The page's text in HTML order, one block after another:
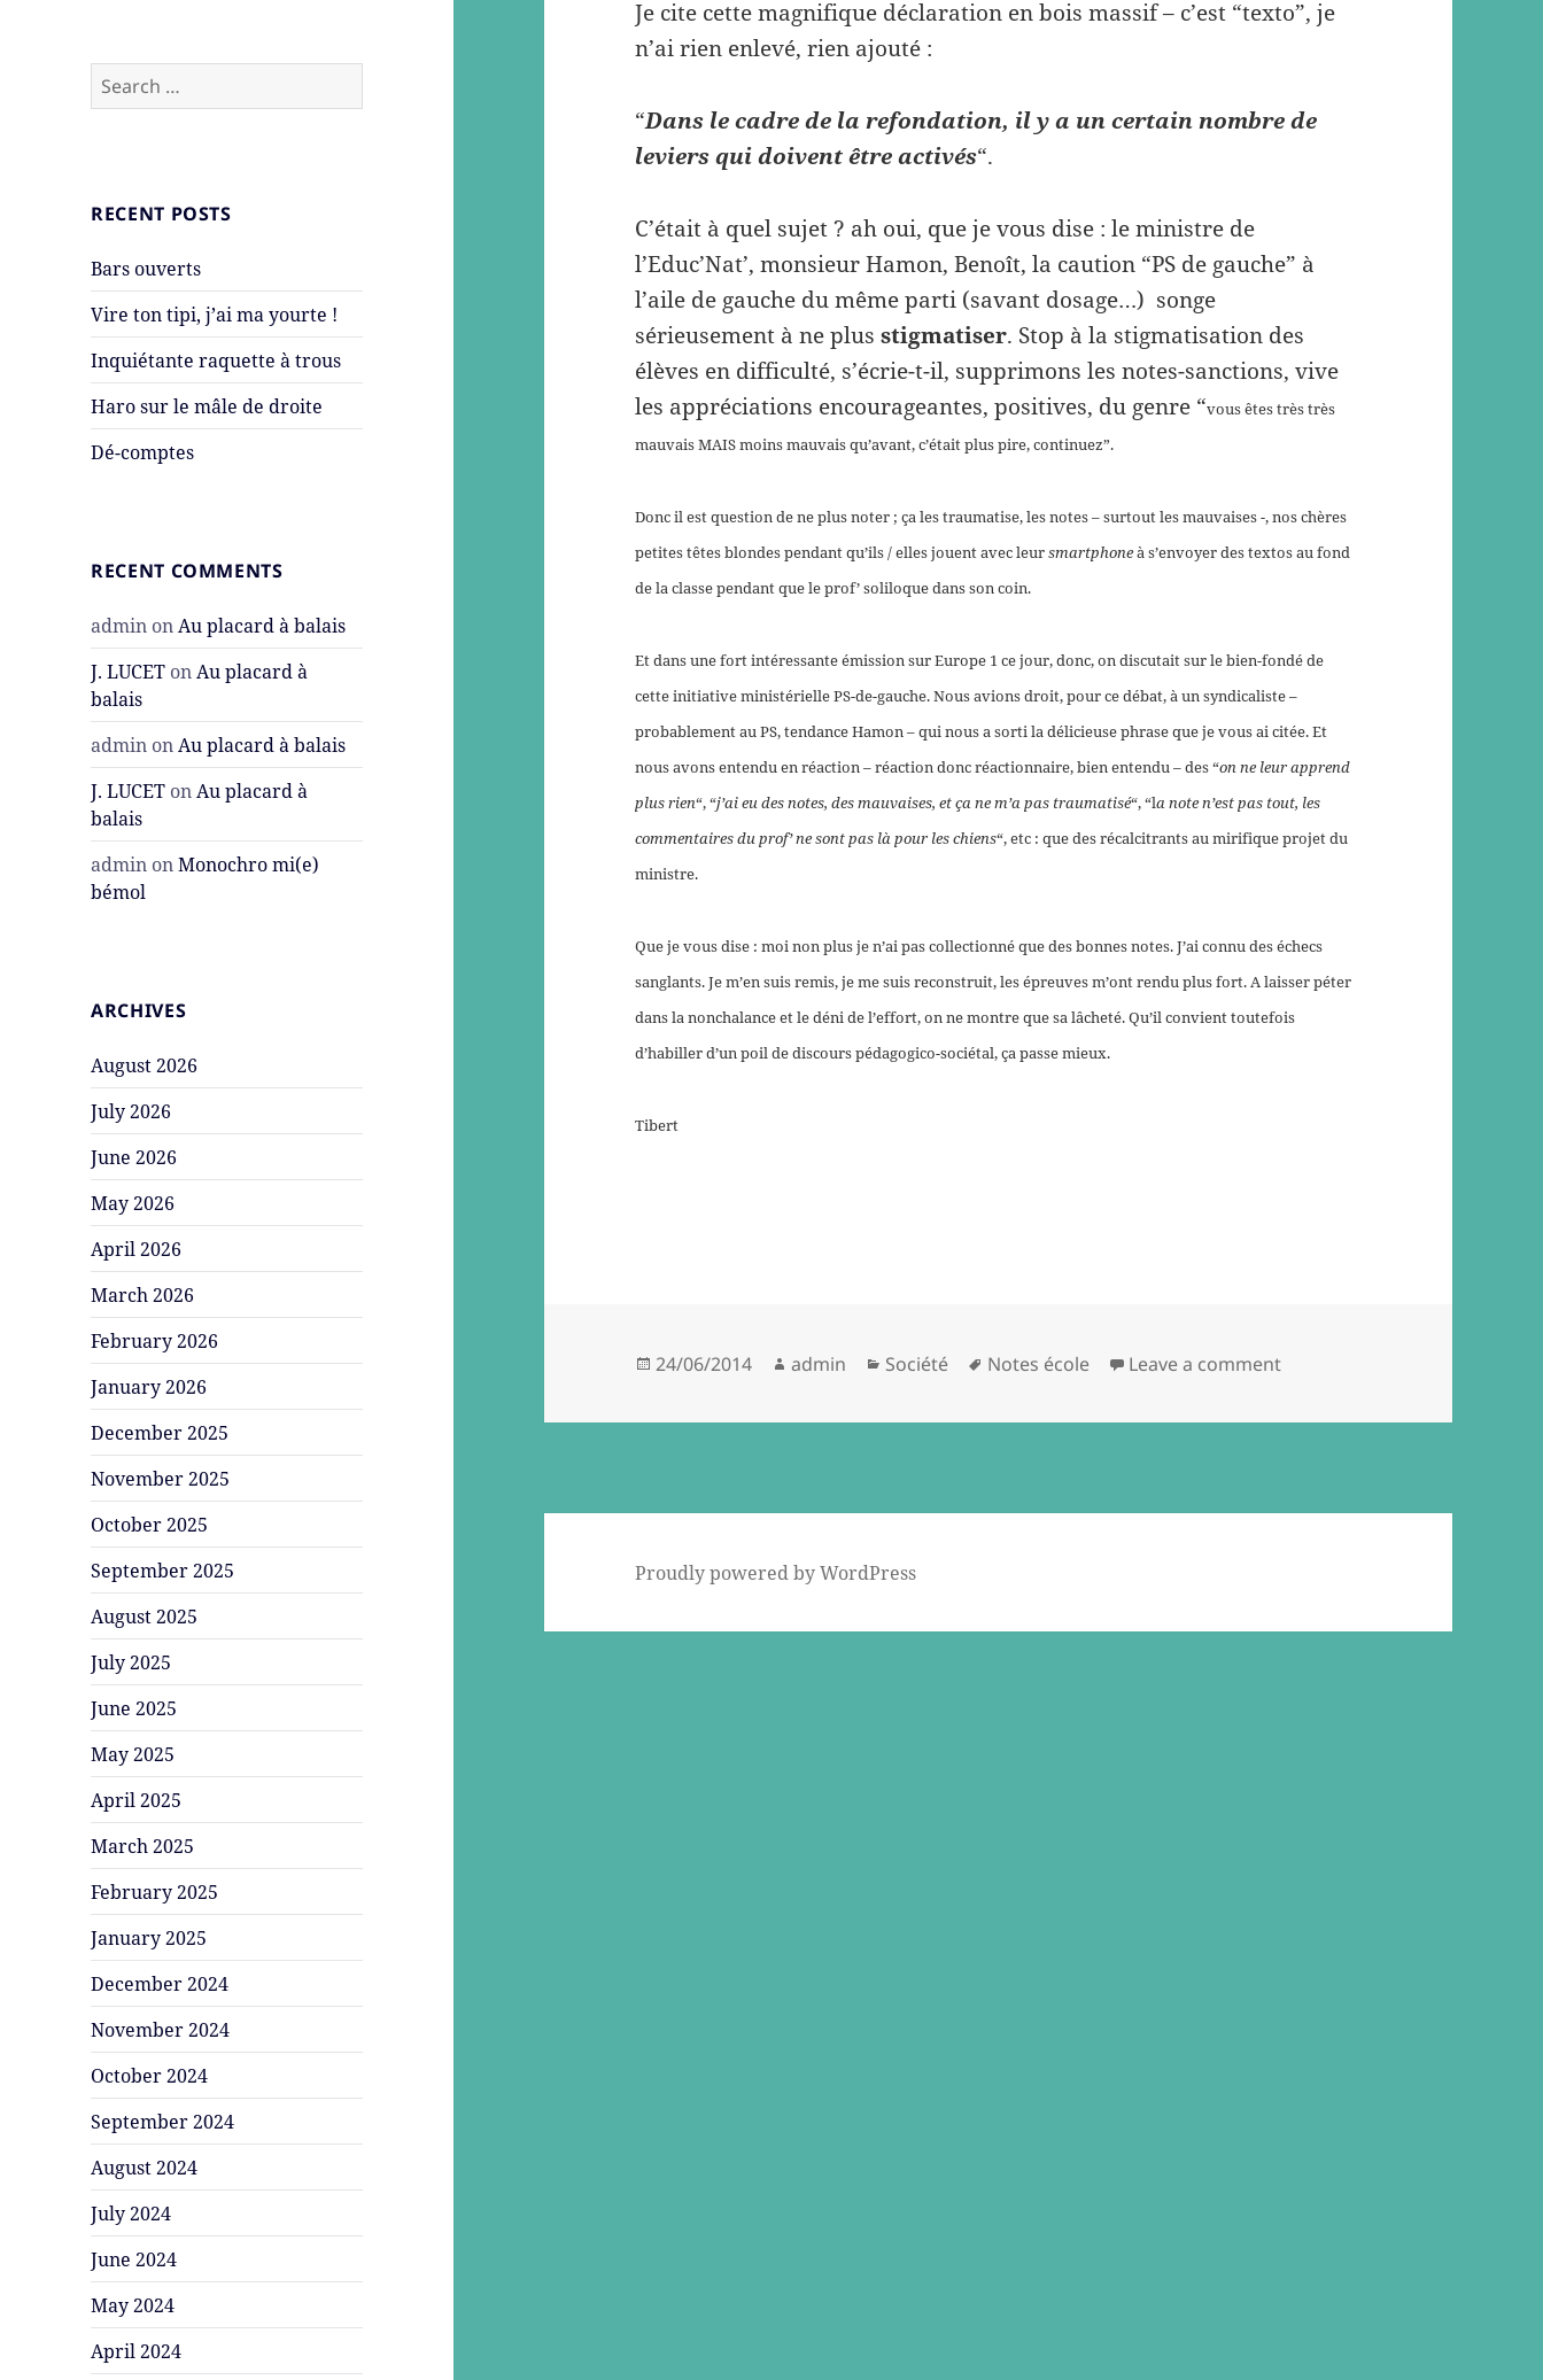
Search
for:
RECENT POSTS
Bars ouverts
Vire ton tipi, j’ai ma yourte !
Inquiétante raquette à trous
Haro sur le mâle de droite
Dé-comptes
RECENT COMMENTS
admin onAu placard à balais
J. LUCET onAu placard à
balais
admin onAu placard à balais
J. LUCET onAu placard à
balais
admin onMonochro mi(e)
bémol
ARCHIVES
August 2026
July 2026
June 2026
May 2026
April 2026
March 2026
February 2026
January 2026
December 2025
November 2025
October 2025
September 2025
August 2025
July 2025
June 2025
May 2025
April 2025
March 2025
February 2025
January 2025
December 2024
November 2024
October 2024
September 2024
August 2024
July 2024
June 2024
May 2024
April 2024
Je cite cette magnifique déclaration en bois massif – c’est “texto”, je
n’ai rien enlevé, rien ajouté :
“Dans le cadre de la refondation, il y a un certain nombre de
leviers qui doivent être activés“.
C’était à quel sujet ? ah oui, que je vous dise : le ministre de
l’Educ’Nat’, monsieur Hamon, Benoît, la caution “PS de gauche” à
l’aile de gauche du même parti (savant dosage…) songe
sérieusement à ne plusstigmatiser. Stop à la stigmatisation des
élèves en difficulté, s’écrie-t-il, supprimons les notes-sanctions, vive
les appréciations encourageantes, positives, du genre “vous êtes très très
mauvais MAIS moins mauvais qu’avant, c’était plus pire, continuez”.
Donc il est question de ne plus noter ; ça les traumatise, les notes – surtout les mauvaises -, nos chères
petites têtes blondes pendant qu’ils / elles jouent avec leursmartphoneà s’envoyer des textos au fond
de la classe pendant que le prof’ soliloque dans son coin.
Et dans une fort intéressante émission sur Europe 1 ce jour, donc, on discutait sur le bien-fondé de
cette initiative ministérielle PS-de-gauche. Nous avions droit, pour ce débat, à un syndicaliste –
probablement au PS, tendance Hamon – qui nous a sorti la délicieuse phrase que je vous ai citée. Et
nous avons entendu en réaction – réaction donc réactionnaire, bien entendu – des “on ne leur apprend
plus rien“, “j’ai eu des notes, des mauvaises, et ça ne m’a pas traumatisé“, “la note n’est pas tout, les
commentaires du prof’ ne sont pas là pour les chiens“, etc : que des récalcitrants au mirifique projet du
ministre.
Que je vous dise : moi non plus je n’ai pas collectionné que des bonnes notes. J’ai connu des échecs
sanglants. Je m’en suis remis, je me suis reconstruit, les épreuves m’ont rendu plus fort. A laisser péter
dans la nonchalance et le déni de l’effort, on ne montre que sa lâcheté. Qu’il convient toutefois
d’habiller d’un poil de discours pédagogico-sociétal, ça passe mieux.
Tibert
Posted
24/06/2014 Author
admin Categories
Société Tags
Notes école Leave a commenton Théoriser la lâcheté
Proudly powered by WordPress